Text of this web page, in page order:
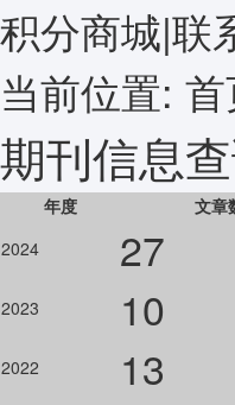
积分商城|联
当前位置:
期刊信息
年度 文章
2024
27
2023 10
2022 13